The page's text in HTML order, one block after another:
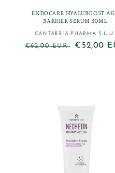
ENDOCARE HYALUBOOST
BARRIER SERUM 30ML
Proveedor:
CANTABRIA PHARMA S.L.U.
Precio
€62,00 EUR
Precio
€52,00